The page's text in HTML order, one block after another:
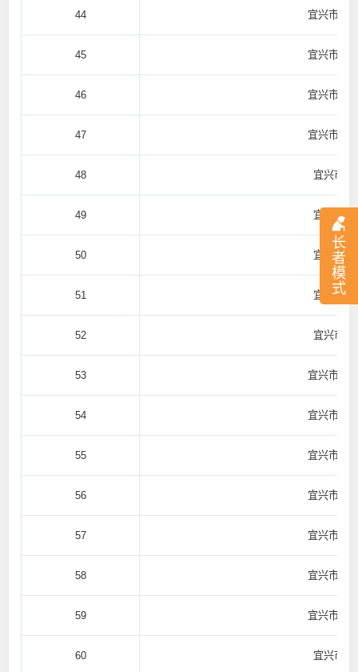
长
者
模
式
44 宜兴市高
45 宜兴市屺
46 宜兴市屺
47 宜兴市屺
48 宜兴市万
49 宜兴市万
50 宜兴市周
51 宜兴市周
52 宜兴市周
53 宜兴市周
54 宜兴市芳
55 宜兴市芳
56 宜兴市芳
57 宜兴市新
58 宜兴市新
59 宜兴市新
60 宜兴市丁